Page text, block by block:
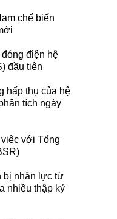
chế biến
điện hệ
đầu tiên
hấp thụ của hệ
tích ngày
với Tổng
bị nhân lực từ
nhiều thập kỷ